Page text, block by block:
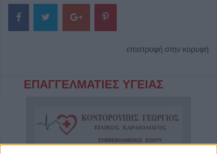
επιστροφή στην κορυφή
ΕΠΑΓΓΕΛΜΑΤΙΕΣ ΥΓΕΙΑΣ